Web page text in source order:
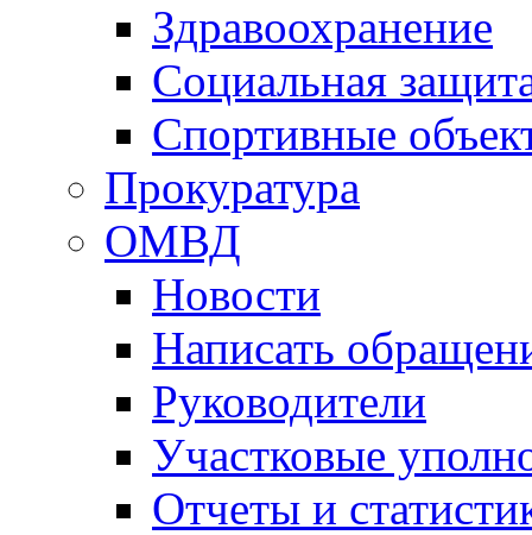
Здравоохранение
Социальная
Спортивные
Прокуратура
ОМВД
Новости
Написать
Руководители
Участковые
Отчеты и